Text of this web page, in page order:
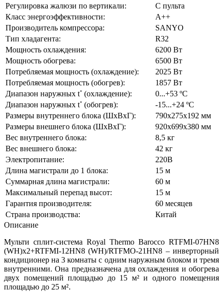
Регулировка жалюзи по вертикали:
С пульта
Класс энергоэффективности:
А++
Производитель компрессора:
SANYO
Тип хладагента:
R32
Мощность охлаждения:
6200 Вт
Мощность обогрева:
6500 Вт
Потребляемая мощность (охлаждение):
2025 Вт
Потребляемая мощность (обогрев):
1857 Вт
Диапазон наружных t˚ (охлаждение):
0...+53 ºС
Диапазон наружных t˚ (обогрев):
-15...+24 ºС
Размеры внутреннего блока (ШхВхГ):
790х275х192 мм
Размеры внешнего блока (ШхВхГ):
920х699х380 мм
Вес внутреннего блока:
8,5 кг
Вес внешнего блока:
42 кг
Электропитание:
220В
Длина магистрали до 1 блока:
15 м
Суммарная длина магистрали:
60 м
Максимальный перепад высот:
15 м
Гарантия производителя:
60 месяцев
Страна производства:
Китай
Описание
Мульти сплит-система Royal Thermo Barocco RTFMI-07HN8
(WH)х2+RTFMI-12HN8 (WH)/RTFMO-21HN8 – инверторный
кондиционер на 3 комнаты с одним наружным блоком и тремя
внутренними. Она предназначена для охлаждения и обогрева
двух помещений площадью до 15 м² и одного помещения
площадью до 25 м².